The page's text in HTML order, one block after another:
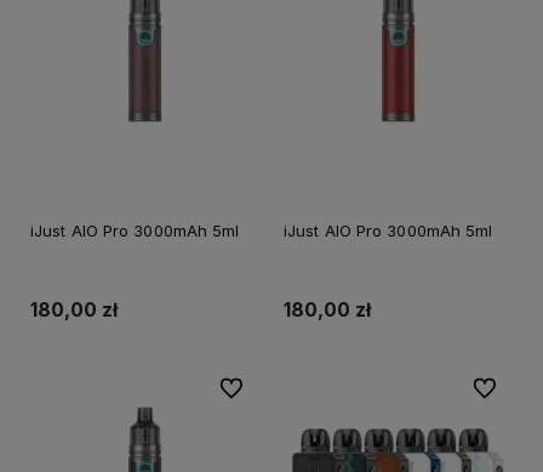
iJust AIO Pro 3000mAh 5ml
180,00 zł
iJust AIO Pro 3000mAh 5ml
180,00 zł
Do ulubionych Do